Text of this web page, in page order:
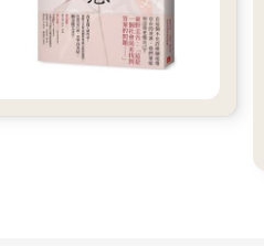
音，讓尚無法閱讀台文的人也能
語辭典推薦的漢字與羅馬字撰寫
有華語解釋和翻譯。希望我的創
取上美麗的名字。